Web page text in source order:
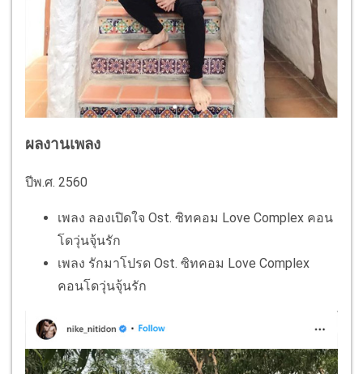
ผลงานเพลง
ปีพ.ศ. 2560
เพลง ลองเปิดใจ Ost. ซิทคอม Love Complex คอน
โดวุ่นจุ้นรัก
เพลง รักมาโปรด Ost. ซิทคอม Love Complex
คอนโดวุ่นจุ้นรัก